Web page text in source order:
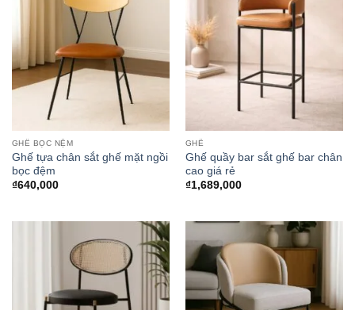
GHẾ BỌC NỆM
Ghế tựa chân sắt ghế mặt ngồi
bọc đệm
₫640,000
GHẾ
Ghế quầy bar sắt ghế bar chân
cao giá rẻ
₫1,689,000